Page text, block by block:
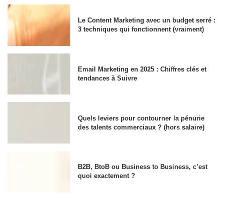
Le Content Marketing avec un budget serré :
3 techniques qui fonctionnent (vraiment)
Email Marketing en 2025 : Chiffres clés et
tendances à Suivre
Quels leviers pour contourner la pénurie
des talents commerciaux ? (hors salaire)
B2B, BtoB ou Business to Business, c’est
quoi exactement ?